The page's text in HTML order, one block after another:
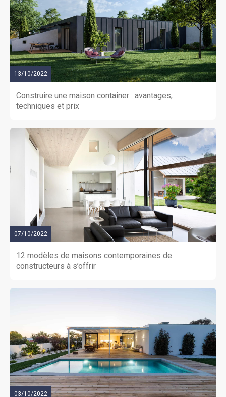
13/10/2022
Construire une maison container : avantages,
techniques et prix
07/10/2022
12 modèles de maisons contemporaines de
constructeurs à s’offrir
03/10/2022